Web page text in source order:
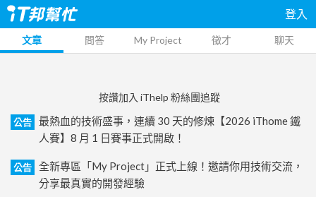
登入
文章 問答 My Project 徵才 聊天
按讚加入 iThelp 粉絲團追蹤
公告
最熱血的技術盛事，連續 30 天的修煉【2026 iThome 鐵
人賽】8 月 1 日賽事正式開啟！
公告
全新專區「My Project」正式上線！邀請你用技術交流，
分享最真實的開發經驗